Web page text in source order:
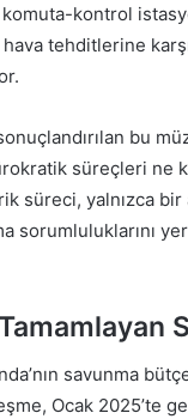
kontrol
tehditlerine
bu
süreçleri
süreci, yalnızca bir
sorumluluklarını
Tamamlayan
savunma
Ocak 2025’te